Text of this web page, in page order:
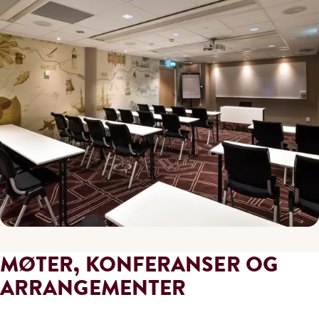
MØTER, KONFERANSER OG
ARRANGEMENTER